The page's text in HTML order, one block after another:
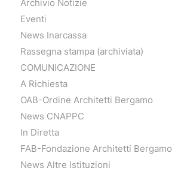
Archivio Notizie
Eventi
News Inarcassa
Rassegna stampa (archiviata)
COMUNICAZIONE
A Richiesta
OAB-Ordine Architetti Bergamo
News CNAPPC
In Diretta
FAB-Fondazione Architetti Bergamo
News Altre Istituzioni